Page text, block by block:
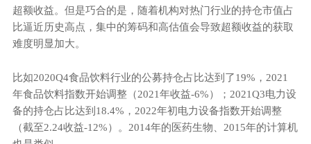
超额收益。但是巧合的是，随着机构对热门行业的持仓市值占
比逼近历史高点，集中的筹码和高估值会导致超额收益的获取
难度明显加大。
比如2020Q4食品饮料行业的公募持仓占比达到了19%，2021
年食品饮料指数开始调整（2021年收益-6%）；2021Q3电力设
备的持仓占比达到18.4%，2022年初电力设备指数开始调整
（截至2.24收益-12%）。2014年的医药生物、2015年的计算机